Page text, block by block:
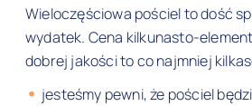
Wieloczęściowa pościel to dość
wydatek. Cena kilkunasto-
dobrej jakości to co najmniej
jesteśmy pewni, że pościel